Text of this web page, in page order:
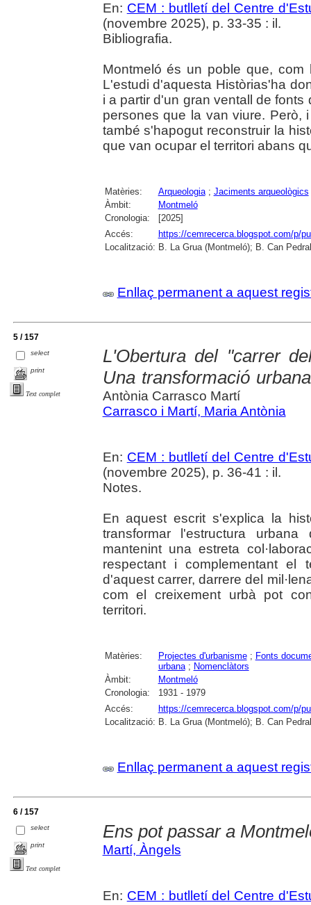
En: CEM : butlletí del Centre
(novembre 2025), p. 33-35 : il.
Bibliografia.
Montmeló és un poble que,
L'estudi d'aquesta Històrias'ha
i a partir d'un gran ventall de
persones que la van viure. Però,
també s'hapogut reconstruir la
que van ocupar el territori abans
Matèries: Arqueologia; Jaciments arqueològics
Àmbit:
Montmeló
Cronologia:
[2025]
Accés:
https://cemrecerca.blogspot.com/p/
Localització: B. La Grua (Montmeló); B. Can
Enllaç permanent a aquest
5 / 157
select
print
Text complet
L'Obertura del "carrer
Una transformació
Antònia Carrasco Martí
Carrasco i Martí, Maria Antònia
En: CEM : butlletí del Centre
(novembre 2025), p. 36-41 : il.
Notes.
En aquest escrit s'explica la
transformar l'estructura
mantenint una estreta
respectant i complementant el
d'aquest carrer, darrere del
com el creixement urbà pot
territori.
Matèries: Projectes d'urbanisme; Fonts
urbana; Nomenclàtors
Àmbit:
Montmeló
Cronologia:
1931 - 1979
Accés:
https://cemrecerca.blogspot.com/p/
Localització: B. La Grua (Montmeló); B. Can
Enllaç permanent a aquest
6 / 157
select
print
Text complet
Ens pot passar a
Martí, Àngels
En: CEM : butlletí del Centre